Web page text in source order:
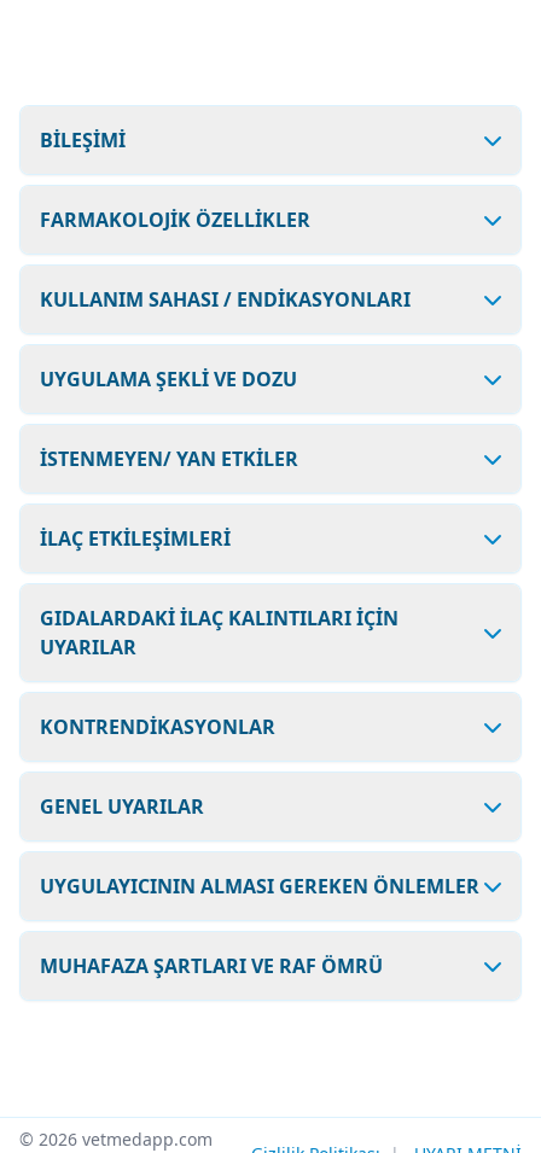
BİLEŞİMİ
FARMAKOLOJİK ÖZELLİKLER
KULLANIM SAHASI / ENDİKASYONLARI
UYGULAMA ŞEKLİ VE DOZU
İSTENMEYEN/ YAN ETKİLER
İLAÇ ETKİLEŞİMLERİ
GIDALARDAKİ İLAÇ KALINTILARI İÇİN
UYARILAR
KONTRENDİKASYONLAR
GENEL UYARILAR
UYGULAYICININ ALMASI GEREKEN ÖNLEMLER
MUHAFAZA ŞARTLARI VE RAF ÖMRÜ
© 2026 vetmedapp.com